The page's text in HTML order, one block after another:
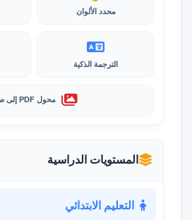
محدد الألوان
الترجمة الذكية
محول PDF إلى صور
المستويات الدراسية
التعليم الابتدائي